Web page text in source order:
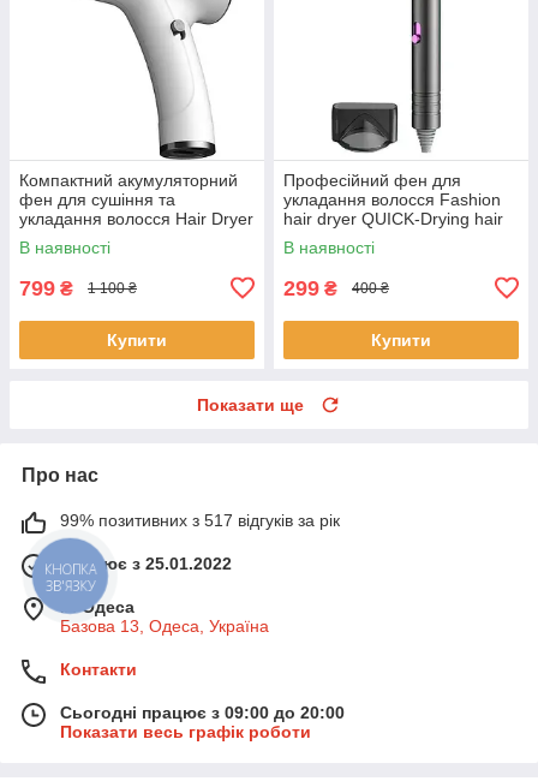
Компактний акумуляторний
фен для сушіння та
укладання волосся Hair Dryer
2600 mAh Бездротовий фен
потужністю
В наявності
799 ₴ 1 100 ₴
Купити
Професійний фен для
укладання волосся Fashion
hair dryer QUICK-Drying hair
care Фен для волосся на
1800 Вт
В наявності
299 ₴ 400 ₴
Купити
Показати ще
Про нас
99% позитивних з 517 відгуків за рік
Працює з 25.01.2022
м. Одеса
Базова 13, Одеса, Україна
Контакти
Сьогодні працює з 09:00 до 20:00
Показати весь графік роботи
КНОПКА
ЗВ'ЯЗКУ